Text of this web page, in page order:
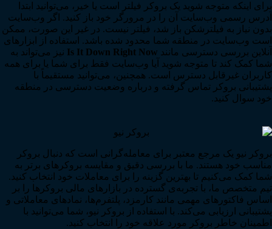
برای اینکه متوجه شوید یک بروکر فیلتر است یا خیر، می‌توانید ابتدا
آدرس رسمی وب‌سایت آن را در مرورگر خود باز کنید. اگر وب‌سایت
بدون نیاز به فیلترشکن باز شد، فیلتر نیست. در غیر این صورت، ممکن
است وب‌سایت در منطقه شما محدود شده باشد. استفاده از ابزارهای
آنلاین بررسی دسترسی مانند Is It Down Right Now نیز می‌تواند به
شما کمک کند تا متوجه شوید آیا وب‌سایت فقط برای شما یا برای همه
کاربران غیرقابل دسترس است. همچنین، می‌توانید مستقیماً با
پشتیبانی بروکر تماس گرفته و درباره وضعیت دسترسی در منطقه
خود سوال کنید.
بروکر نیو یک مرجع معتبر برای معامله‌گرانی است که دنبال بروکر
مناسب خود هستند. ما با بررسی دقیق و مقایسه بروکرهای برتر به
شما کمک می‌کنیم تا بهترین گزینه را برای معاملات خود انتخاب کنید.
تیم متخصص ما، با تجربه‌ی گسترده در بازارهای مالی بروکرها را بر
اساس فاکتورهای مهمی مانند کارمزد، پلتفرم‌ها، نمادهای معاملاتی و
پشتیبانی ارزیابی می‌کند. با استفاده از بروکر نیو، شما می‌توانید با
اطمینان خاطر بروکر مورد علاقه خود را انتخاب کنید.